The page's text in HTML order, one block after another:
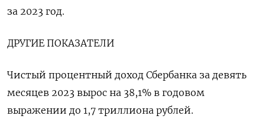
за 2023 год.
ДРУГИЕ ПОКАЗАТЕЛИ
Чистый процентный доход Сбербанка за девять
месяцев 2023 вырос на 38,1% в годовом
выражении до 1,7 триллиона рублей.